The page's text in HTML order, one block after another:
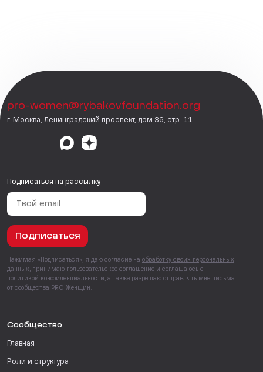
pro-women@rybakovfoundation.org
г. Москва, Ленинградский проспект, дом 36, стр. 11
Подписаться на рассылку
Подписаться
Нажимая «Подписаться», я даю согласие на обработку своих персональных
данных , принимаю пользовательское соглашение и соглашаюсь с
политикой конфиденциальности , а также разрешаю отправлять мне письма
от сообщества PRO Женщин.
Сообщество
Главная
Роли и структура